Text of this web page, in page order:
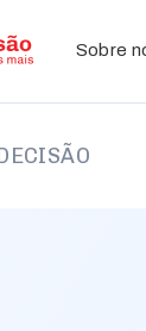
Sobre